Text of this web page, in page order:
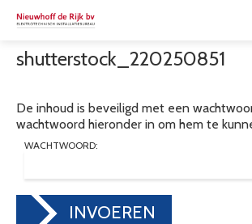
shutterstock_220250851
De inhoud is beveiligd met een
wachtwoord hieronder in om hem te
WACHTWOORD:
INVOEREN